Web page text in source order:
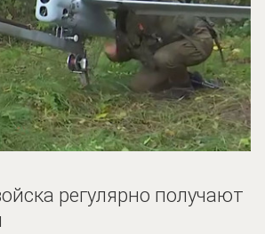
регулярно получают